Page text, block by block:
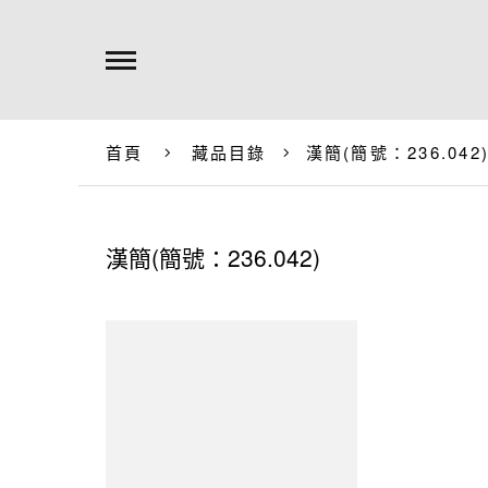
首頁 藏品目錄 漢簡(簡號：236.042)
漢簡(簡號：236.042)